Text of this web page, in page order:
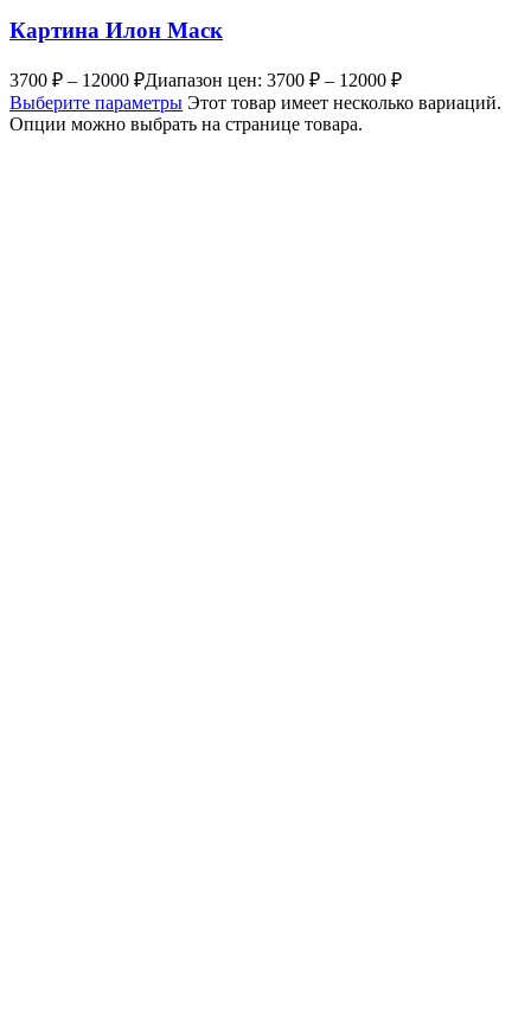
Картина Илон Маск
3700 ₽ – 12000 ₽Диапазон цен: 3700 ₽ – 12000 ₽
Выберите параметры Этот товар имеет несколько вариаций.
Опции можно выбрать на странице товара.